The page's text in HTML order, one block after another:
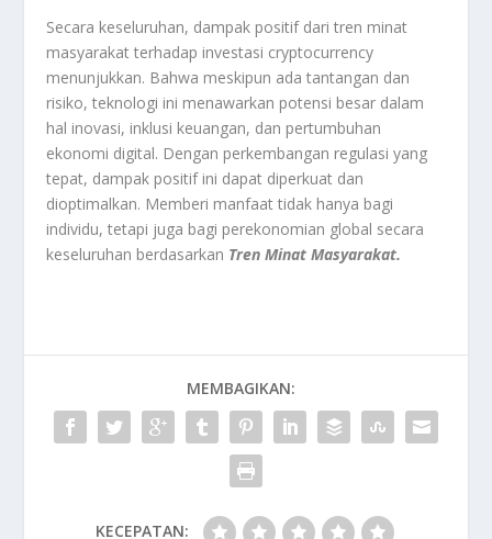
Secara keseluruhan, dampak positif dari tren minat
masyarakat terhadap investasi cryptocurrency
menunjukkan. Bahwa meskipun ada tantangan dan
risiko, teknologi ini menawarkan potensi besar dalam
hal inovasi, inklusi keuangan, dan pertumbuhan
ekonomi digital. Dengan perkembangan regulasi yang
tepat, dampak positif ini dapat diperkuat dan
dioptimalkan. Memberi manfaat tidak hanya bagi
individu, tetapi juga bagi perekonomian global secara
keseluruhan berdasarkan Tren Minat Masyarakat.
MEMBAGIKAN:
KECEPATAN: